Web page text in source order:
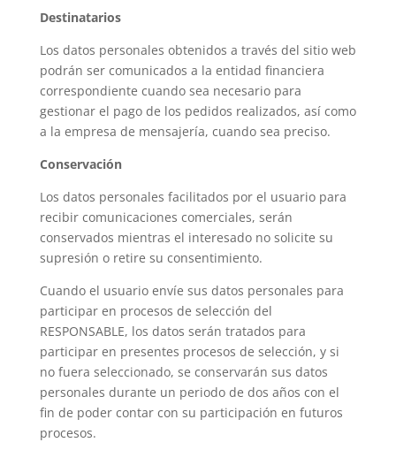
Destinatarios
Los datos personales obtenidos a través del sitio web
podrán ser comunicados a la entidad financiera
correspondiente cuando sea necesario para
gestionar el pago de los pedidos realizados, así como
a la empresa de mensajería, cuando sea preciso.
Conservación
Los datos personales facilitados por el usuario para
recibir comunicaciones comerciales, serán
conservados mientras el interesado no solicite su
supresión o retire su consentimiento.
Cuando el usuario envíe sus datos personales para
participar en procesos de selección del
RESPONSABLE, los datos serán tratados para
participar en presentes procesos de selección, y si
no fuera seleccionado, se conservarán sus datos
personales durante un periodo de dos años con el
fin de poder contar con su participación en futuros
procesos.